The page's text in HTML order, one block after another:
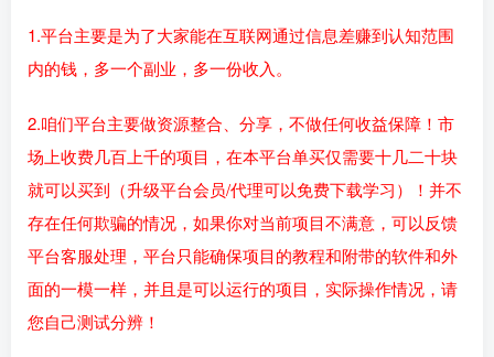
1.平台主要是为了大家能在互联网通过信息差赚到认知范围
内的钱，多一个副业，多一份收入。
2.咱们平台主要做资源整合、分享，不做任何收益保障！市
场上收费几百上千的项目，在本平台单买仅需要十几二十块
就可以买到（升级平台会员/代理可以免费下载学习）！并不
存在任何欺骗的情况，如果你对当前项目不满意，可以反馈
平台客服处理，平台只能确保项目的教程和附带的软件和外
面的一模一样，并且是可以运行的项目，实际操作情况，请
您自己测试分辨！